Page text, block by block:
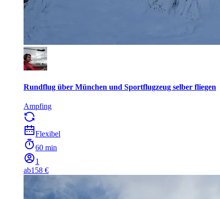
Rundflug über München und Sportflugzeug selber fliegen
Ampfing
Flexibel
60 min
1
ab158 €